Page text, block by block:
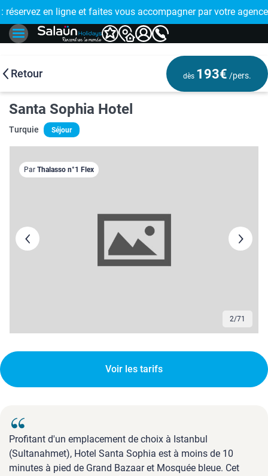
!
: réservez en ligne et faites vous accompagner par votre
🤩
Retour dès 193€ /pers.
Santa Sophia Hotel
Turquie Séjour
2/71
Par Thalasso n°1 Flex
Voir les tarifs
Profitant d'un emplacement de choix à Istanbul
(Sultanahmet), Hotel Santa Sophia est à moins de 10
minutes à pied de Grand Bazaar et Mosquée bleue. Cet